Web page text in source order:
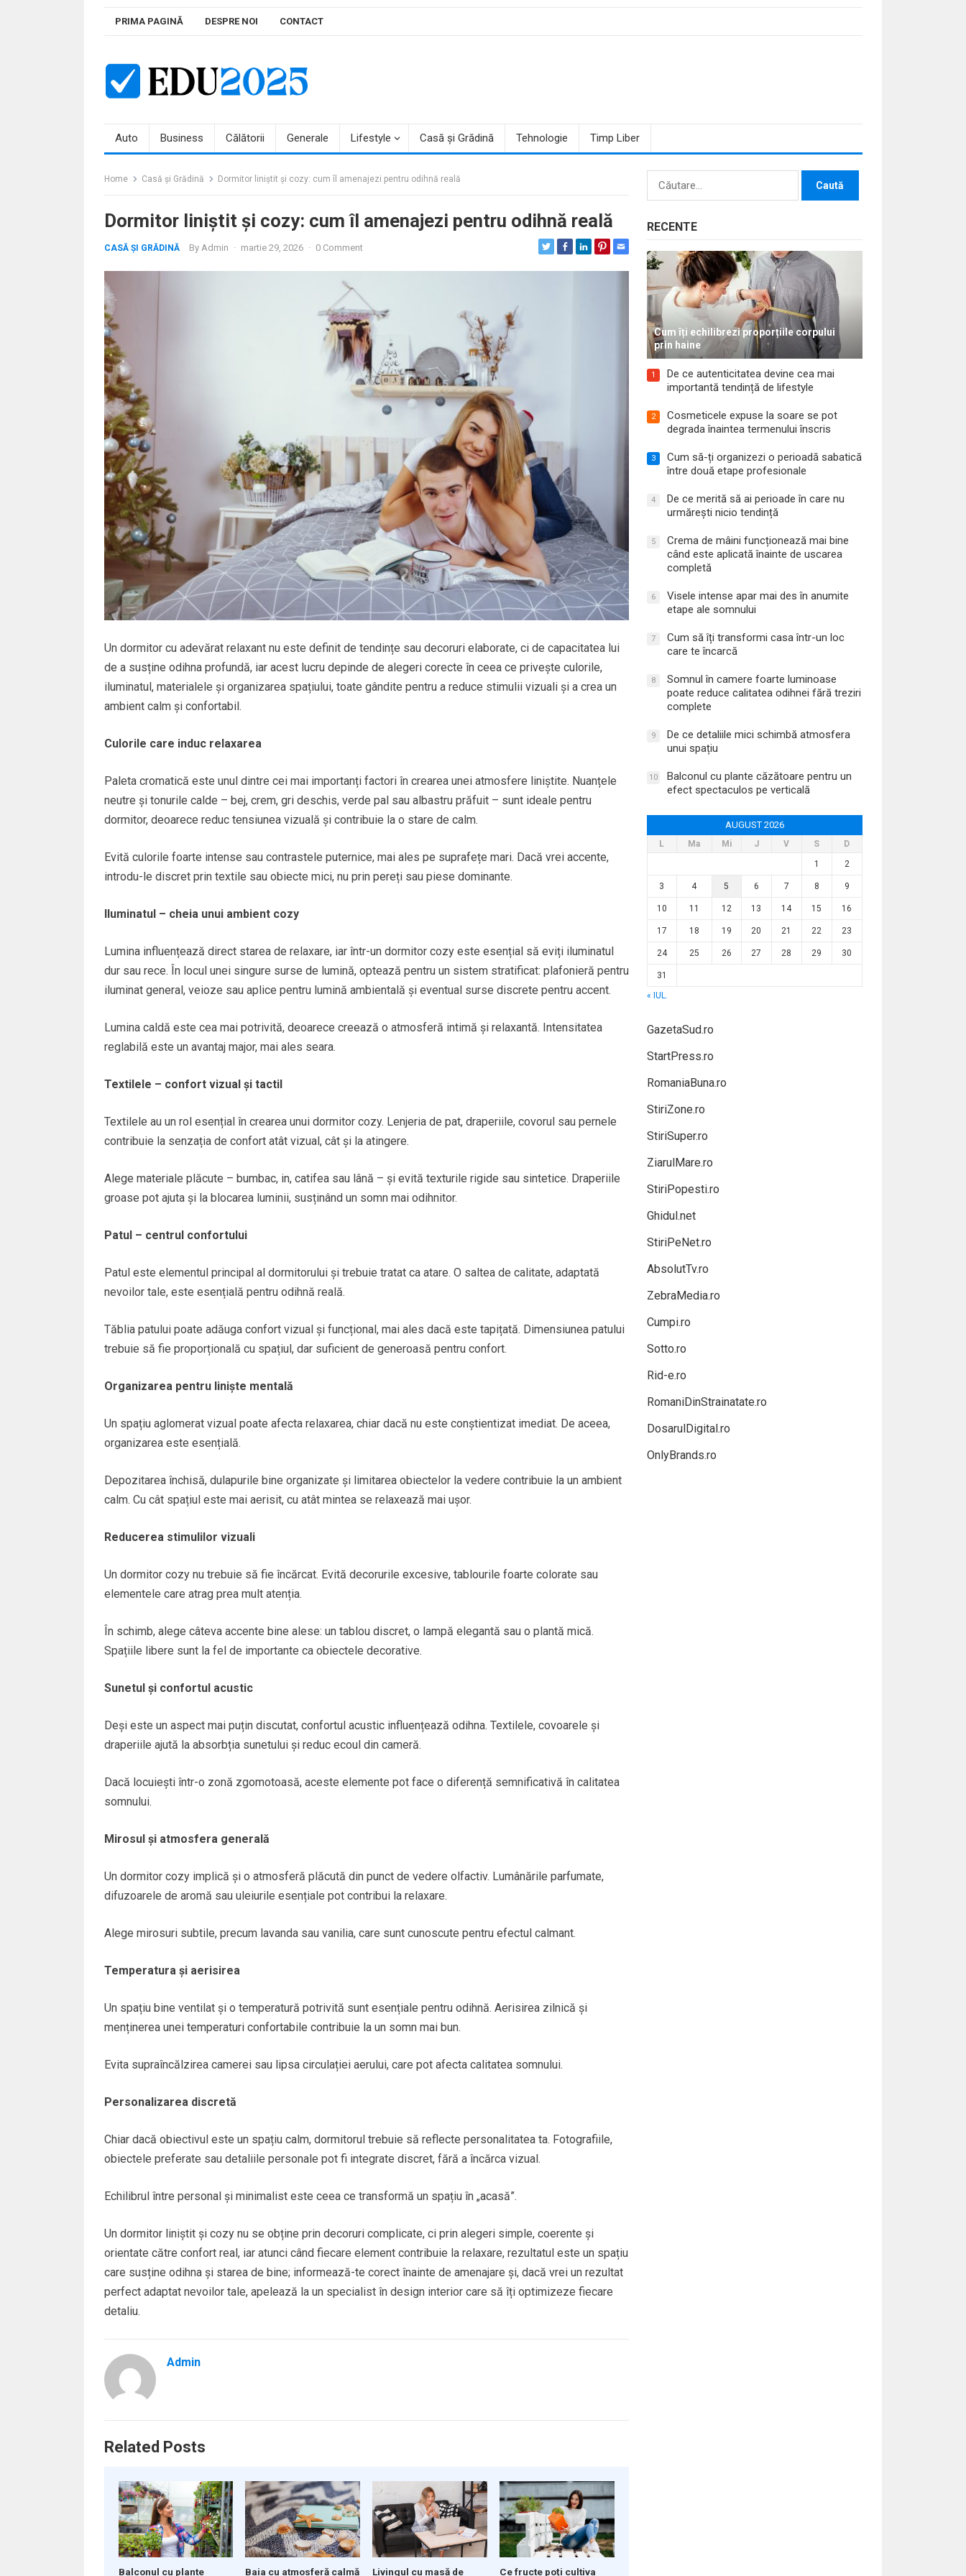
PRIMA PAGINĂ DESPRE NOI CONTACT
Auto Business Călătorii Generale Lifestyle Casă și Grădină Tehnologie Timp Liber
Home Casă și Grădină Dormitor liniștit și cozy: cum îl amenajezi pentru odihnă reală
Dormitor liniștit și cozy: cum îl amenajezi pentru odihnă reală
CASĂ ȘI GRĂDINĂ By Admin · martie 29, 2026 · 0 Comment
Un dormitor cu adevărat relaxant nu este definit de tendințe sau decoruri elaborate, ci de capacitatea lui
de a susține odihna profundă, iar acest lucru depinde de alegeri corecte în ceea ce privește culorile,
iluminatul, materialele și organizarea spațiului, toate gândite pentru a reduce stimulii vizuali și a crea un
ambient calm și confortabil.
Culorile care induc relaxarea
Paleta cromatică este unul dintre cei mai importanți factori în crearea unei atmosfere liniștite. Nuanțele
neutre și tonurile calde – bej, crem, gri deschis, verde pal sau albastru prăfuit – sunt ideale pentru
dormitor, deoarece reduc tensiunea vizuală și contribuie la o stare de calm.
Evită culorile foarte intense sau contrastele puternice, mai ales pe suprafețe mari. Dacă vrei accente,
introdu-le discret prin textile sau obiecte mici, nu prin pereți sau piese dominante.
Iluminatul – cheia unui ambient cozy
Lumina influențează direct starea de relaxare, iar într-un dormitor cozy este esențial să eviți iluminatul
dur sau rece. În locul unei singure surse de lumină, optează pentru un sistem stratificat: plafonieră pentru
iluminat general, veioze sau aplice pentru lumină ambientală și eventual surse discrete pentru accent.
Lumina caldă este cea mai potrivită, deoarece creează o atmosferă intimă și relaxantă. Intensitatea
reglabilă este un avantaj major, mai ales seara.
Textilele – confort vizual și tactil
Textilele au un rol esențial în crearea unui dormitor cozy. Lenjeria de pat, draperiile, covorul sau pernele
contribuie la senzația de confort atât vizual, cât și la atingere.
Alege materiale plăcute – bumbac, in, catifea sau lână – și evită texturile rigide sau sintetice. Draperiile
groase pot ajuta și la blocarea luminii, susținând un somn mai odihnitor.
Patul – centrul confortului
Patul este elementul principal al dormitorului și trebuie tratat ca atare. O saltea de calitate, adaptată
nevoilor tale, este esențială pentru odihnă reală.
Tăblia patului poate adăuga confort vizual și funcțional, mai ales dacă este tapițată. Dimensiunea patului
trebuie să fie proporțională cu spațiul, dar suficient de generoasă pentru confort.
Organizarea pentru liniște mentală
Un spațiu aglomerat vizual poate afecta relaxarea, chiar dacă nu este conștientizat imediat. De aceea,
organizarea este esențială.
Depozitarea închisă, dulapurile bine organizate și limitarea obiectelor la vedere contribuie la un ambient
calm. Cu cât spațiul este mai aerisit, cu atât mintea se relaxează mai ușor.
Reducerea stimulilor vizuali
Un dormitor cozy nu trebuie să fie încărcat. Evită decorurile excesive, tablourile foarte colorate sau
elementele care atrag prea mult atenția.
În schimb, alege câteva accente bine alese: un tablou discret, o lampă elegantă sau o plantă mică.
Spațiile libere sunt la fel de importante ca obiectele decorative.
Sunetul și confortul acustic
Deși este un aspect mai puțin discutat, confortul acustic influențează odihna. Textilele, covoarele și
draperiile ajută la absorbția sunetului și reduc ecoul din cameră.
Dacă locuiești într-o zonă zgomotoasă, aceste elemente pot face o diferență semnificativă în calitatea
somnului.
Mirosul și atmosfera generală
Un dormitor cozy implică și o atmosferă plăcută din punct de vedere olfactiv. Lumânările parfumate,
difuzoarele de aromă sau uleiurile esențiale pot contribui la relaxare.
Alege mirosuri subtile, precum lavanda sau vanilia, care sunt cunoscute pentru efectul calmant.
Temperatura și aerisirea
Un spațiu bine ventilat și o temperatură potrivită sunt esențiale pentru odihnă. Aerisirea zilnică și
menținerea unei temperaturi confortabile contribuie la un somn mai bun.
Evita supraîncălzirea camerei sau lipsa circulației aerului, care pot afecta calitatea somnului.
Personalizarea discretă
Chiar dacă obiectivul este un spațiu calm, dormitorul trebuie să reflecte personalitatea ta. Fotografiile,
obiectele preferate sau detaliile personale pot fi integrate discret, fără a încărca vizual.
Echilibrul între personal și minimalist este ceea ce transformă un spațiu în „acasă”.
Un dormitor liniștit și cozy nu se obține prin decoruri complicate, ci prin alegeri simple, coerente și
orientate către confort real, iar atunci când fiecare element contribuie la relaxare, rezultatul este un spațiu
care susține odihna și starea de bine; informează-te corect înainte de amenajare și, dacă vrei un rezultat
perfect adaptat nevoilor tale, apelează la un specialist în design interior care să îți optimizeze fiecare
detaliu.
Admin
Related Posts
Balconul cu plante Baia cu atmosferă calmă Livingul cu masă de Ce fructe poți cultiva
Caută
RECENTE
Cum îți echilibrezi proporțiile corpului
prin haine
1
De ce autenticitatea devine cea mai
importantă tendință de lifestyle
2
Cosmeticele expuse la soare se pot
degrada înaintea termenului înscris
3
Cum să-ți organizezi o perioadă sabatică
între două etape profesionale
4
De ce merită să ai perioade în care nu
urmărești nicio tendință
5
Crema de mâini funcționează mai bine
când este aplicată înainte de uscarea
completă
6
Visele intense apar mai des în anumite
etape ale somnului
7
Cum să îți transformi casa într-un loc
care te încarcă
8
Somnul în camere foarte luminoase
poate reduce calitatea odihnei fără treziri
complete
9
De ce detaliile mici schimbă atmosfera
unui spațiu
10
Balconul cu plante căzătoare pentru un
efect spectaculos pe verticală
AUGUST 2026
L Ma Mi J V S
D
1
2
3 4 5 6 7 8 9
10 11 12 13 14 15 16
17 18 19 20 21 22 23
24 25 26 27 28 29 30
31
« IUL.
GazetaSud.ro
StartPress.ro
RomaniaBuna.ro
StiriZone.ro
StiriSuper.ro
ZiarulMare.ro
StiriPopesti.ro
Ghidul.net
StiriPeNet.ro
AbsolutTv.ro
ZebraMedia.ro
Cumpi.ro
Sotto.ro
Rid-e.ro
RomaniDinStrainatate.ro
DosarulDigital.ro
OnlyBrands.ro